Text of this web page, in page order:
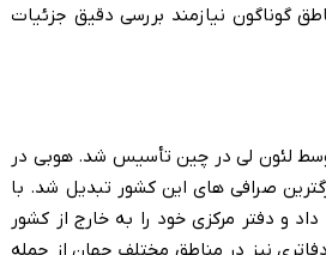
گوناگون نیازمند بررسی دقیق جزئیات
زمانی که این پلتفرم توسط لئون لی در چین تأسیس شد. هوبی در
صرافی های این کشور تبدیل شد. با
و دفتر مرکزی خود را به خارج از کشور
نیز در مناطق مختلف جهان از جمله